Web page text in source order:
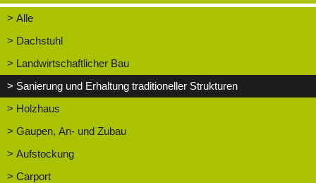
> Alle
> Dachstuhl
> Landwirtschaftlicher Bau
> Sanierung und Erhaltung traditioneller Strukturen
> Holzhaus
> Gaupen, An- und Zubau
> Aufstockung
> Carport